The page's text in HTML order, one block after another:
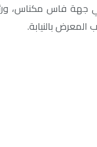
ووالي جهة
بالنيابة.